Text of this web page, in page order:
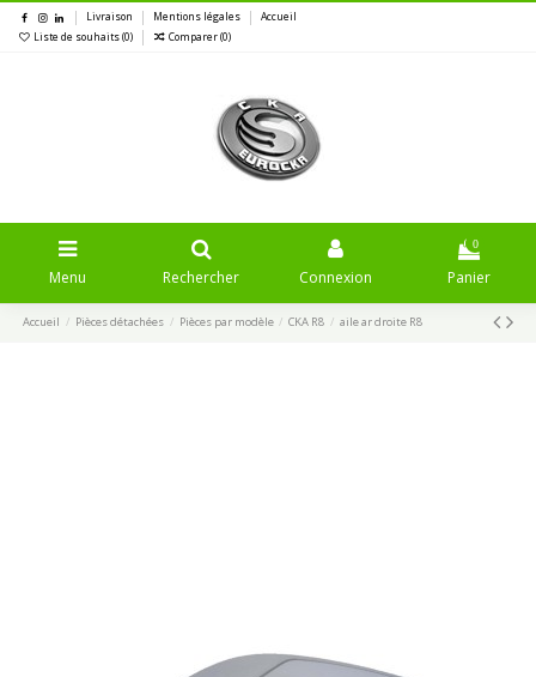
Livraison Mentions légales
Accueil
Liste de souhaits (0) Comparer (0)
Menu Rechercher Connexion
0
Panier
Accueil Pièces détachées Pièces par modèle CKA R8 aile ar droite R8